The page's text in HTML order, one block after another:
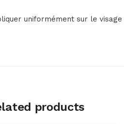
uniformément sur le
products